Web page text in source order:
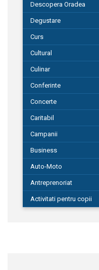
Descopera Oradea
Degustare
Curs
Cultural
Culinar
Conferinte
Concerte
Caritabil
Campanii
Business
Auto-Moto
Antreprenoriat
Activitati pentru copii